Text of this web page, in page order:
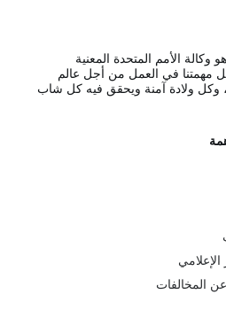
الأمم المتحدة المعنية
مهمتنا في العمل من أجل عالم
وكل ولادة آمنة ويحقق فيه كل شاب
الإعلامي
عن المخالفات